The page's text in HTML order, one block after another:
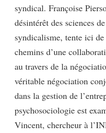
syndical. Françoise
désintérêt des sciences
syndicalisme, tente ici
chemins d’une
au travers de la
véritable négociation
dans la gestion de
psychosociologie est
Vincent, chercheur à